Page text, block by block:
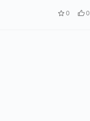
0 0